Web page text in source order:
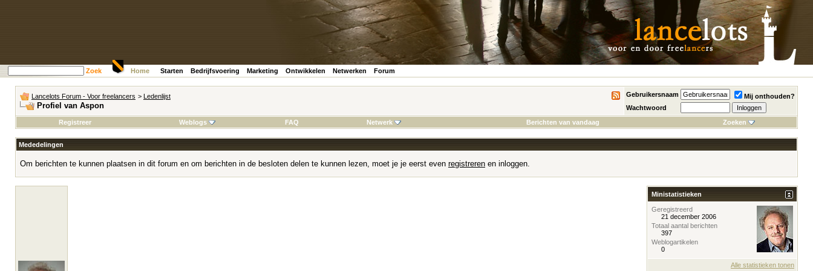
Zoek Home Starten Bedrijfsvoering Marketing Ontwikkelen Netwerken Forum
Lancelots Forum - Voor freelancers > Ledenlijst
Profiel van Aspon
Gebruikersnaam
Mij onthouden?
Wachtwoord
Registreer
Weblogs FAQ Netwerk Berichten van vandaag Zoeken
Mededelingen
Om berichten te kunnen plaatsen in dit forum en om berichten in de besloten delen te kunnen lezen, moet je je eerst even registreren en inloggen.
Ministatistieken
Geregistreerd
21 december 2006
Totaal aantal berichten
397
Weblogartikelen
0
Alle statistieken tonen